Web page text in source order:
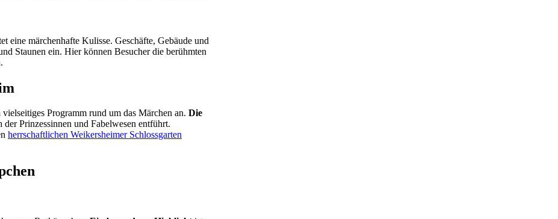
eine märchenhafte Kulisse. Geschäfte, Gebäude und
Staunen ein. Hier können Besucher die berühmten
Programm rund um das Märchen an. Die
Prinzessinnen und Fabelwesen entführt.
herrschaftlichen Weikersheimer Schlossgarten